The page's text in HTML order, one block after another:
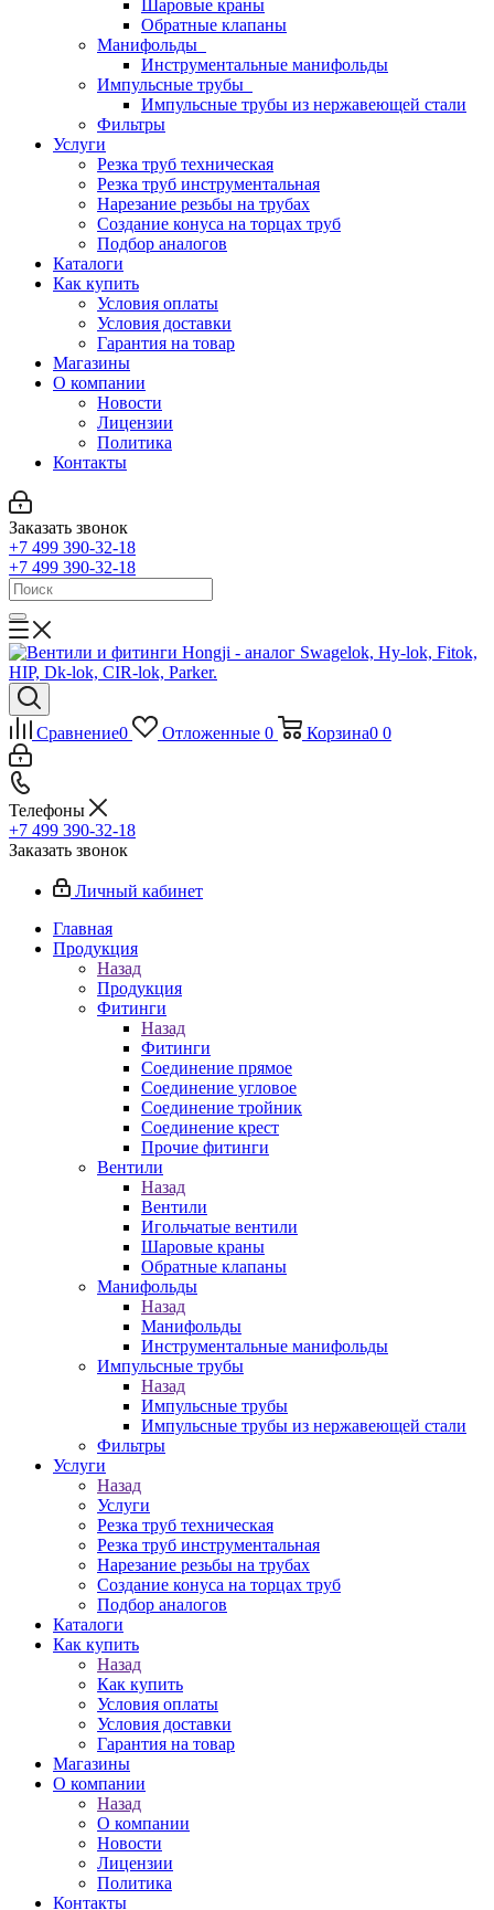
Шаровые краны
Обратные клапаны
Манифольды
Инструментальные манифольды
Импульсные трубы
Импульсные трубы из нержавеющей стали
Фильтры
Услуги
Резка труб техническая
Резка труб инструментальная
Нарезание резьбы на трубах
Создание конуса на торцах труб
Подбор аналогов
Каталоги
Как купить
Условия оплаты
Условия доставки
Гарантия на товар
Магазины
О компании
Новости
Лицензии
Политика
Контакты
Заказать звонок
+7 499 390-32-18
+7 499 390-32-18
Сравнение0 Отложенные 0 Корзина0 0
Телефоны
+7 499 390-32-18
Заказать звонок
Личный кабинет
Главная
Продукция
Назад
Продукция
Фитинги
Назад
Фитинги
Соединение прямое
Соединение угловое
Соединение тройник
Соединение крест
Прочие фитинги
Вентили
Назад
Вентили
Игольчатые вентили
Шаровые краны
Обратные клапаны
Манифольды
Назад
Манифольды
Инструментальные манифольды
Импульсные трубы
Назад
Импульсные трубы
Импульсные трубы из нержавеющей стали
Фильтры
Услуги
Назад
Услуги
Резка труб техническая
Резка труб инструментальная
Нарезание резьбы на трубах
Создание конуса на торцах труб
Подбор аналогов
Каталоги
Как купить
Назад
Как купить
Условия оплаты
Условия доставки
Гарантия на товар
Магазины
О компании
Назад
О компании
Новости
Лицензии
Политика
Контакты